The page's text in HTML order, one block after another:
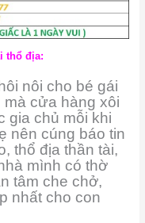
thổ địa:
nôi cho bé gái
mà cửa hàng xôi
gia chủ mỗi khi
nên cúng báo tin
thổ địa thần tài,
mình có thờ
tâm che chở,
nhất cho con